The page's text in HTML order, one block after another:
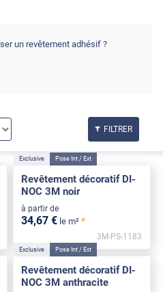
un revêtement adhésif ?
FILTRER
Exclusive Pose Int / Ext
Revêtement décoratif DI-
NOC 3M noir
à partir de
34,67 € le m² *
3M-PS-1183
Exclusive Pose Int / Ext
Revêtement décoratif DI-
NOC 3M anthracite